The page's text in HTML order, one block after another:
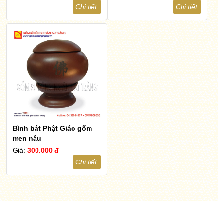
Chi tiết
Chi tiết
Bình bát Phật Giáo gốm
men nâu
Giá:300.000 đ
Chi tiết